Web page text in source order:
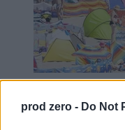
prod zero - Do Not
nową wakacyjną